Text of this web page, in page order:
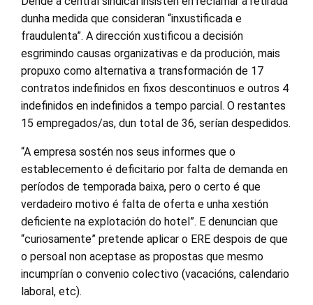
dunha medida que consideran “inxustificada e
fraudulenta”. A dirección xustificou a decisión
esgrimindo causas organizativas e da produción, mais
propuxo como alternativa a transformación de 17
contratos indefinidos en fixos descontinuos e outros 4
indefinidos en indefinidos a tempo parcial. O restantes
15 empregados/as, dun total de 36, serían despedidos.
“A empresa sostén nos seus informes que o
establecemento é deficitario por falta de demanda en
períodos de temporada baixa, pero o certo é que
verdadeiro motivo é falta de oferta e unha xestión
deficiente na explotación do hotel”. E denuncian que
“curiosamente” pretende aplicar o ERE despois de que
o persoal non aceptase as propostas que mesmo
incumprían o convenio colectivo (vacacións, calendario
laboral, etc).